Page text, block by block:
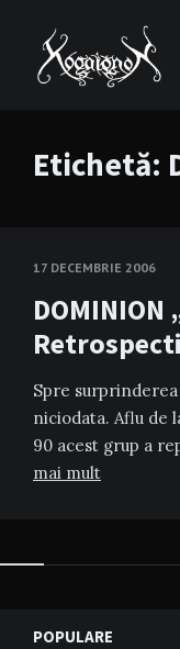
Etichetă:
17 DECEMBRIE 2006
DOMINION
Spre
niciodata. Aflu de
90 acest grup a
mai mult
Widgets
POPULARE